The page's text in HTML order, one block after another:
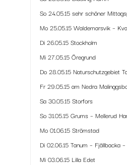
So 24.05.15 sehr schöner
Mo 25.05.15 Waldemarsvik –
Di 26.05.15 Stockholm
Mi 27.05.15 Öregrund
Do 28.05.15 Naturschutzgebiet
Fr 29.05.15 am Nedra
Sa 30.05.15 Storfors
So 31.05.15 Grums – Mellerud
Mo 01.06.15 Strömstad
Di 02.06.15 Tanum – Fjällbacka
Mi 03.06.15 Lilla Edet